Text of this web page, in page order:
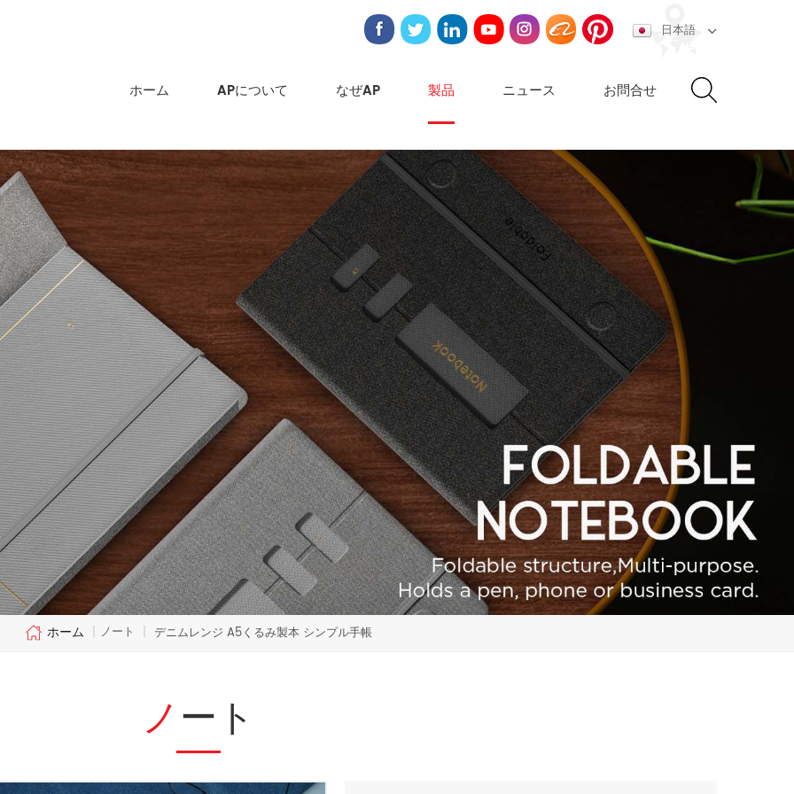
日本語
ホーム APについて なぜAP 製品 ニュース お問合せ
ホーム | ノート | デニムレンジ A5くるみ製本 シンプル手帳
ノート